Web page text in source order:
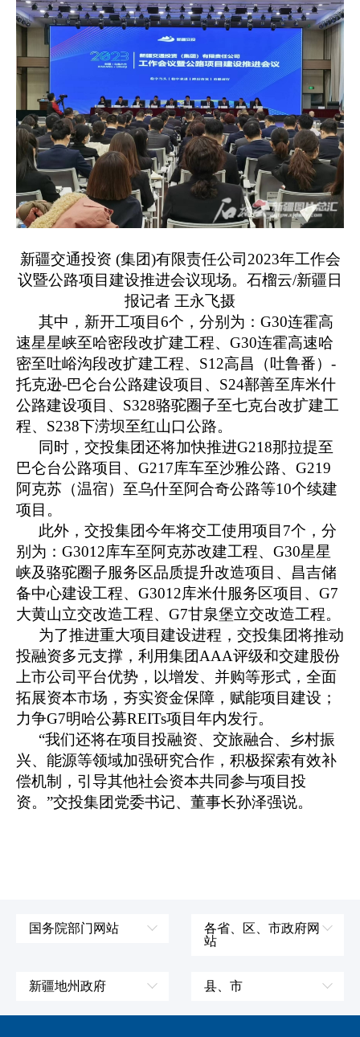
新疆交通投资 (集团)有限责任公司2023年工作会
议暨公路项目建设推进会议现场。石榴云/新疆日
报记者 王永飞摄
其中，新开工项目6个，分别为：G30连霍高
速星星峡至哈密段改扩建工程、G30连霍高速哈
密至吐峪沟段改扩建工程、S12高昌（吐鲁番）-
托克逊-巴仑台公路建设项目、S24鄯善至库米什
公路建设项目、S328骆驼圈子至七克台改扩建工
程、S238下涝坝至红山口公路。
同时，交投集团还将加快推进G218那拉提至
巴仑台公路项目、G217库车至沙雅公路、G219
阿克苏（温宿）至乌什至阿合奇公路等10个续建
项目。
此外，交投集团今年将交工使用项目7个，分
别为：G3012库车至阿克苏改建工程、G30星星
峡及骆驼圈子服务区品质提升改造项目、昌吉储
备中心建设工程、G3012库米什服务区项目、G7
大黄山立交改造工程、G7甘泉堡立交改造工程。
为了推进重大项目建设进程，交投集团将推动
投融资多元支撑，利用集团AAA评级和交建股份
上市公司平台优势，以增发、并购等形式，全面
拓展资本市场，夯实资金保障，赋能项目建设；
力争G7明哈公募REITs项目年内发行。
“我们还将在项目投融资、交旅融合、乡村振
兴、能源等领域加强研究合作，积极探索有效补
偿机制，引导其他社会资本共同参与项目投
资。”交投集团党委书记、董事长孙泽强说。
国务院部门网站
国防部
各省、区、市政府网
站
新疆地州政府
伊犁哈萨克自治州
县、市
皮山县